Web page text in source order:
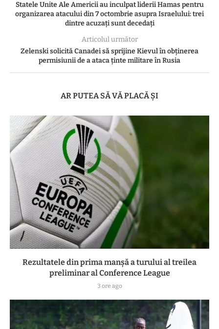
Statele Unite Ale Americii au inculpat liderii Hamas pentru
organizarea atacului din 7 octombrie asupra Israelului: trei
dintre acuzați sunt decedați
Articolul următor
Zelenski solicită Canadei să sprijine Kievul în obținerea
permisiunii de a ataca ținte militare în Rusia
AR PUTEA SĂ VĂ PLACĂ ȘI
Rezultatele din prima manşă a turului al treilea
preliminar al Conference League
3 ore ago